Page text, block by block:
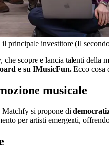
principale investitore (Il
scopre e lancia talenti della
e su IMusicFun. Ecco cosa
musicale
Matchfy si propone di
per artisti emergenti,